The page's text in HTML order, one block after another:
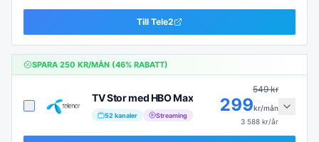
Till Tele2
SPARA 250 KR/MÅN (46% RABATT)
TV Stor med HBO Max
52 kanaler Streaming
549kr
299kr/mån
3 588 kr/år